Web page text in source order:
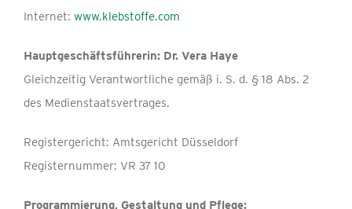
Internet: www.klebstoffe.com
Hauptgeschäftsführerin: Dr. Vera Haye
Gleichzeitig Verantwortliche gemäß i. S. d. § 18 Abs. 2
des Medienstaatsvertrages.
Registergericht: Amtsgericht Düsseldorf
Registernummer: VR 37 10
Programmierung, Gestaltung und Pflege: